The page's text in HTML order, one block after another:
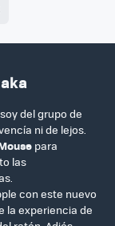
del grupo de
ni de lejos.
para
las
con este nuevo
la experiencia de